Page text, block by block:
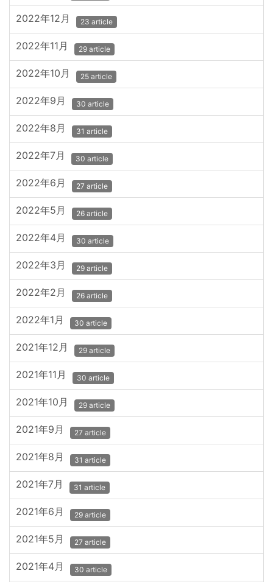
2022年12月 23 article
2022年11月 29 article
2022年10月 25 article
2022年9月 30 article
2022年8月 31 article
2022年7月 30 article
2022年6月 27 article
2022年5月 26 article
2022年4月 30 article
2022年3月 29 article
2022年2月 26 article
2022年1月 30 article
2021年12月 29 article
2021年11月 30 article
2021年10月 29 article
2021年9月 27 article
2021年8月 31 article
2021年7月 31 article
2021年6月 29 article
2021年5月 27 article
2021年4月 30 article